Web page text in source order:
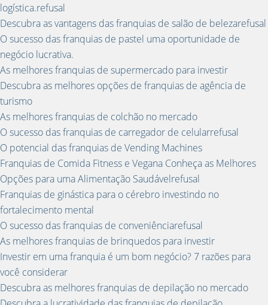
logística.refusal
Descubra as vantagens das franquias de salão de belezarefusal
O sucesso das franquias de pastel uma oportunidade de
negócio lucrativa.
As melhores franquias de supermercado para investir
Descubra as melhores opções de franquias de agência de
turismo
As melhores franquias de colchão no mercado
O sucesso das franquias de carregador de celularrefusal
O potencial das franquias de Vending Machines
Franquias de Comida Fitness e Vegana Conheça as Melhores
Opções para uma Alimentação Saudávelrefusal
Franquias de ginástica para o cérebro investindo no
fortalecimento mental
O sucesso das franquias de conveniênciarefusal
As melhores franquias de brinquedos para investir
Investir em uma franquia é um bom negócio? 7 razões para
você considerar
Descubra as melhores franquias de depilação no mercado